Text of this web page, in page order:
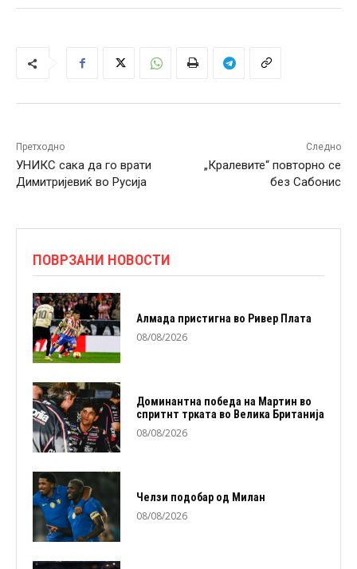
Претходно
УНИКС сака да го врати
Димитријевиќ во Русија
Следно
„Кралевите“ повторно се
без Сабонис
ПОВРЗАНИ НОВОСТИ
Алмада пристигна во Ривер Плата
08/08/2026
Доминантна победа на Мартин во
спритнт трката во Велика Британија
08/08/2026
Челзи подобaр од Милан
08/08/2026